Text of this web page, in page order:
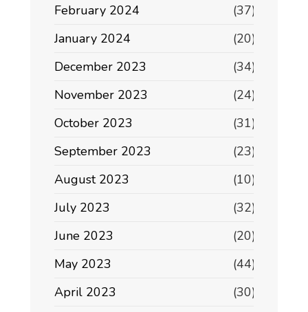
February 2024
(37)
January 2024
(20)
December 2023
(34)
November 2023
(24)
October 2023
(31)
September 2023
(23)
August 2023
(10)
July 2023
(32)
June 2023
(20)
May 2023
(44)
April 2023
(30)